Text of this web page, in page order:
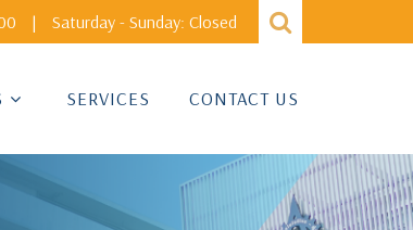
| Saturday - Sunday: Closed
SERVICES CONTACT US